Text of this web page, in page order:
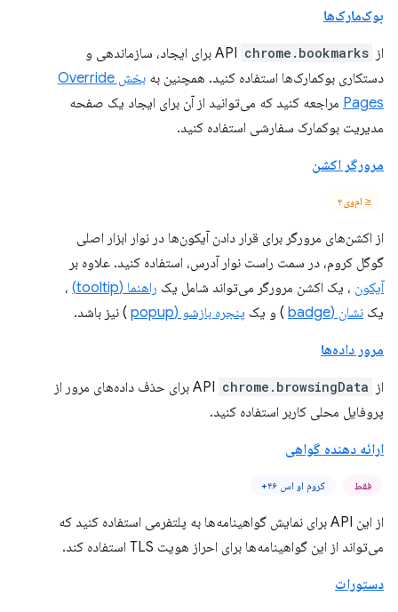
بوک‌مارک‌ها
از API chrome.bookmarks
برای ایجاد، سازماندهی و
دستکاری بوکمارک‌ها استفاده کنید. همچنین به
بخش Override
Pages مراجعه کنید که می‌توانید از آن برای ایجاد یک صفحه
مدیریت بوکمارک سفارشی استفاده کنید.
مرورگر اکشن
≤ ام‌وی۲
از اکشن‌های مرورگر برای قرار دادن آیکون‌ها در نوار ابزار اصلی
گوگل کروم، در سمت راست نوار آدرس، استفاده کنید. علاوه بر
آیکون ، یک اکشن مرورگر می‌تواند شامل یک راهنما (tooltip)
،
یک نشان (badge ) و یک پنجره بازشو (popup ) نیز باشد.
مرور داده‌ها
از API chrome.browsingData
برای حذف داده‌های مرور از
پروفایل محلی کاربر استفاده کنید.
ارائه دهنده گواهی
فقط کروم او اس ۴۶+
از این API برای نمایش گواهینامه‌ها به پلتفرمی استفاده کنید که
می‌تواند از این گواهینامه‌ها برای احراز هویت TLS استفاده کند.
دستورات